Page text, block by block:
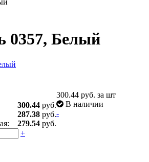
0357, Белый
300.44 руб.
287.38 руб.
279.54 руб.
300.44 руб. за шт
В наличии
-
+